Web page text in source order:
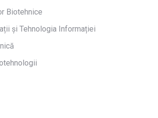
Biotehnice
și Tehnologia Informației